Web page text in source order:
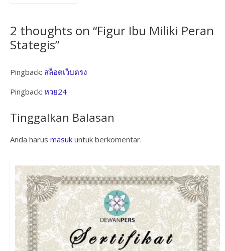
2 thoughts on “Figur Ibu Miliki Peran
Stategis”
Pingback: สล็อตเว็บตรง
Pingback: หวย24
Tinggalkan Balasan
Anda harus masukuntuk berkomentar.